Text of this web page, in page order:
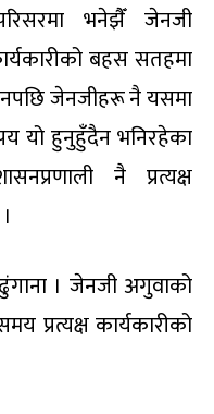
भनेझैँ जेनजी
बहस सतहमा
जेनजीहरू नै यसमा
यो हुनुहुँदैन भनिरहेका
नै प्रत्यक्ष
। जेनजी अगुवाको
प्रत्यक्ष कार्यकारीको